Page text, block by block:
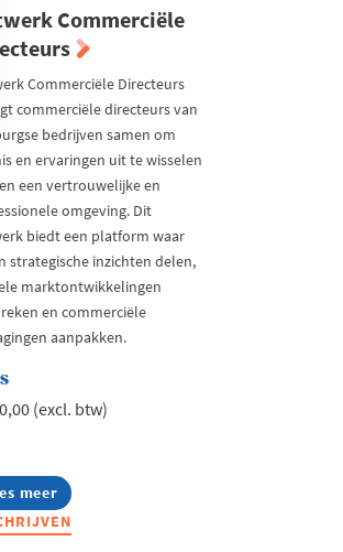
Commerciële
Commerciële Directeurs
commerciële directeurs van
bedrijven samen om
en ervaringen uit te wisselen
een vertrouwelijke en
omgeving. Dit
biedt een platform waar
strategische inzichten delen,
marktontwikkelingen
en commerciële
aanpakken.
(excl. btw)
meer